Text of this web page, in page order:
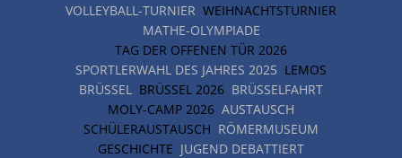
VOLLEYBALL-TURNIER WEIHNACHTSTURNIER
MATHE-OLYMPIADE
TAG DER OFFENEN TÜR 2026
SPORTLERWAHL DES JAHRES 2025 LEMOS
BRÜSSEL
BRÜSSEL 2026 BRÜSSELFAHRT
MOLY-CAMP 2026 AUSTAUSCH
SCHÜLERAUSTAUSCH RÖMERMUSEUM
GESCHICHTE JUGEND DEBATTIERT